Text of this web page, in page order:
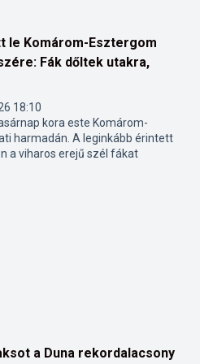
le Komárom-Esztergom
Fák dőltek utakra,
18:10
kora este Komárom-
harmadán. A leginkább érintett
a viharos erejű szél fákat
a Duna rekordalacsony